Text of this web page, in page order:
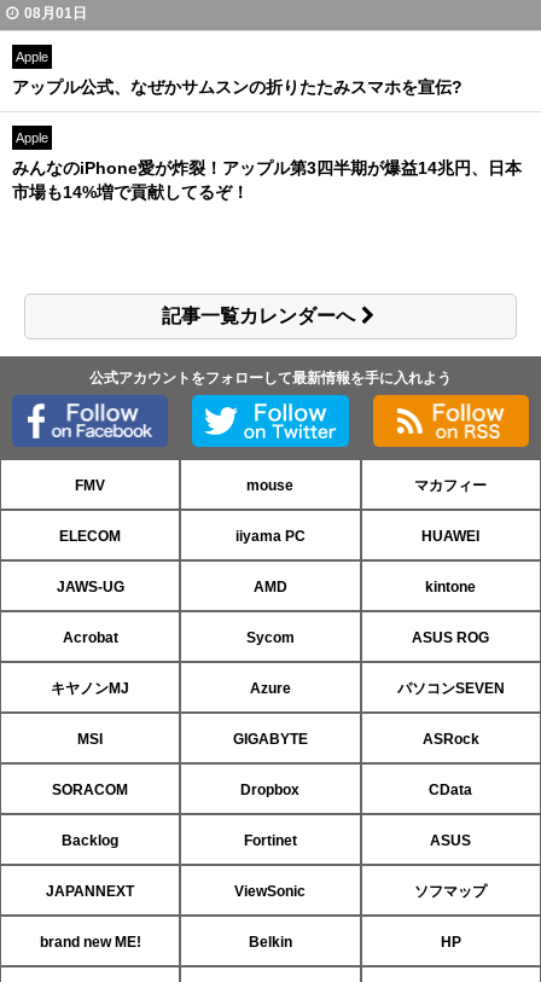
08月01日
Apple
アップル公式、なぜかサムスンの折りたたみスマホを宣伝?
Apple
みんなのiPhone愛が炸裂！アップル第3四半期が爆益14兆円、日本
市場も14%増で貢献してるぞ！
記事一覧カレンダーへ
公式アカウントをフォローして最新情報を手に入れよう
FMV mouse マカフィー
ELECOM iiyama PC HUAWEI
JAWS-UG AMD kintone
Acrobat Sycom ASUS ROG
キヤノンMJ Azure パソコンSEVEN
MSI GIGABYTE ASRock
SORACOM Dropbox CData
Backlog Fortinet ASUS
JAPANNEXT ViewSonic ソフマップ
brand new ME! Belkin HP